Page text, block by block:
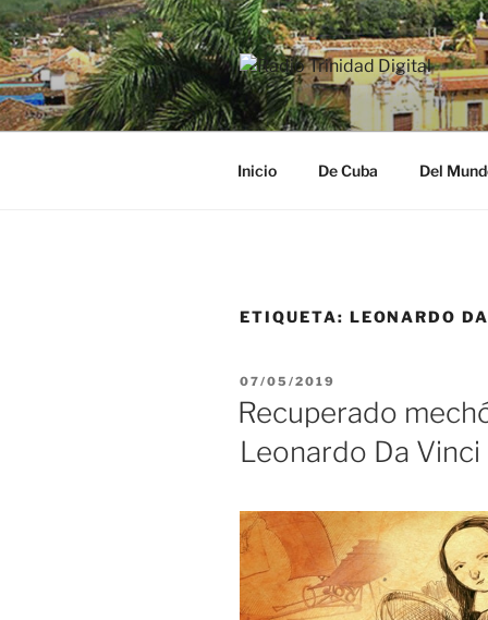
Saltar
al
contenido
RADIO
Desde la Ciudad Museo del
Inicio De Cuba Del
ETIQUETA: LEONARDO
PUBLICADO
EL
07/05/2019
Recuperado
Leonardo Da Vinci